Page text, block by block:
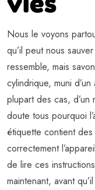
Nous le voyons
qu’il peut nous
ressemble, mais
cylindrique, muni
plupart des cas, d’un
doute tous pourquoi
étiquette contient des
correctement
de lire ces
maintenant, avant